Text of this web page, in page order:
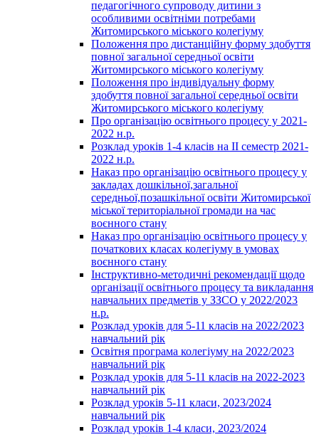
педагогічного супроводу дитини з
особливими освітніми потребами
Житомирського міського колегіуму
Положення про дистанційну форму здобуття
повної загальної середньої освіти
Житомирського міського колегіуму
Положення про індивідуальну форму
здобуття повної загальної середньої освіти
Житомирського міського колегіуму
Про організацію освітнього процесу у 2021-
2022 н.р.
Розклад уроків 1-4 класів на ІІ семестр 2021-
2022 н.р.
Наказ про організацію освітнього процесу у
закладах дошкільної,загальної
середньої,позашкільної освіти Житомирської
міської територіальної громади на час
воєнного стану
Наказ про організацію освітнього процесу у
початкових класах колегіуму в умовах
воєнного стану
Інструктивно-методичні рекомендації щодо
організації освітнього процесу та викладання
навчальних предметів у ЗЗСО у 2022/2023
н.р.
Розклад уроків для 5-11 класів на 2022/2023
навчальний рік
Освітня програма колегіуму на 2022/2023
навчальний рік
Розклад уроків для 5-11 класів на 2022-2023
навчальний рік
Розклад уроків 5-11 класи, 2023/2024
навчальний рік
Розклад уроків 1-4 класи, 2023/2024